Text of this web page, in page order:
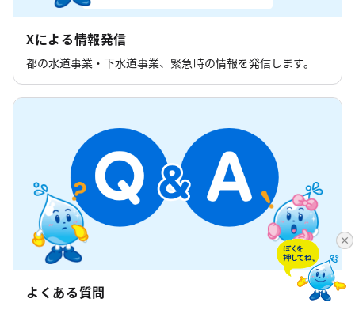
Xによる情報発信
都の水道事業・下水道事業、緊急時の情報を発信します。
よくある質問